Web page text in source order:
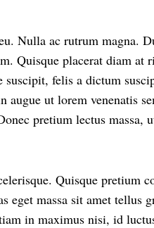
Nulla ac rutrum magna.
Quisque placerat diam at
suscipit, felis a dictum
augue ut lorem venenatis
pretium lectus massa,
Quisque pretium
massa sit amet tellus
in maximus nisi, id